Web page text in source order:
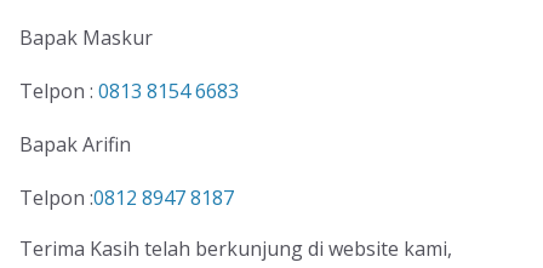
Bapak Maskur
Telpon : 0813 8154 6683
Bapak Arifin
Telpon :0812 8947 8187
Terima Kasih telah berkunjung di website kami,